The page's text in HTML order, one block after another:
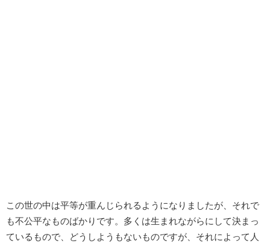
この世の中は平等が重んじられるようになりましたが、それで
も不公平なものばかりです。多くは生まれながらにして決まっ
ているもので、どうしようもないものですが、それによって人